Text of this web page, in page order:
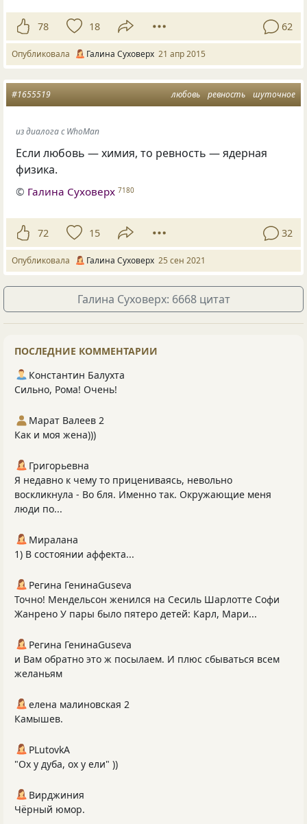
78 18 62
Опубликовала Галина Суховерх 21 апр 2015
любовь ревность шуточное
#1655519
из диалога с WhoMan
Если любовь — химия, то ревность — ядерная
физика.
© Галина Суховерх 7180
72 15 32
Опубликовала Галина Суховерх 25 сен 2021
Галина Суховерх: 6668 цитат
ПОСЛЕДНИЕ КОММЕНТАРИИ
Константин Балухта
Сильно, Рома! Очень!
Марат Валеев 2
Как и моя жена)))
Григорьевна
Я недавно к чему то прицениваясь, невольно
воскликнула - Во бля. Именно так. Окружающие меня
люди по...
Миралана
1) В состоянии аффекта...
Регина ГенинаGuseva
Точно! Мендельсон женился на Сесиль Шарлотте Софи
Жанрено У пары было пятеро детей: Карл, Мари...
Регина ГенинаGuseva
и Вам обратно это ж посылаем. И плюс сбываться всем
желаньям
елена малиновская 2
Камышев.
PLutоvkА
"Ох у дуба, ох у ели" ))
Вирджиния
Чёрный юмор.